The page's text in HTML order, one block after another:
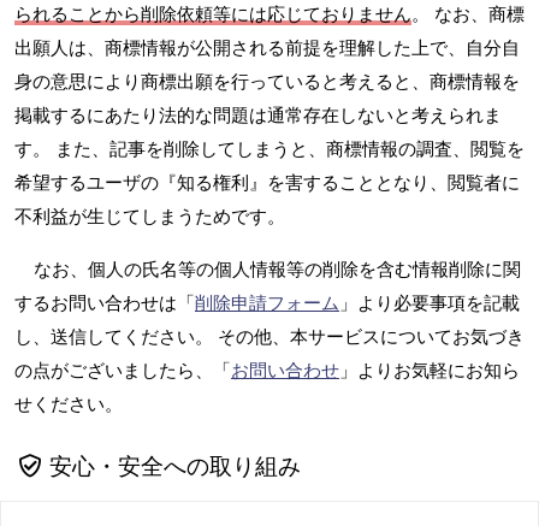
られることから削除依頼等には応じておりません。 なお、商標
出願人は、商標情報が公開される前提を理解した上で、自分自
身の意思により商標出願を行っていると考えると、商標情報を
掲載するにあたり法的な問題は通常存在しないと考えられま
す。 また、記事を削除してしまうと、商標情報の調査、閲覧を
希望するユーザの『知る権利』を害することとなり、閲覧者に
不利益が生じてしまうためです。
なお、個人の氏名等の個人情報等の削除を含む情報削除に関
するお問い合わせは「削除申請フォーム 」より必要事項を記載
し、送信してください。 その他、本サービスについてお気づき
の点がございましたら、「お問い合わせ 」よりお気軽にお知ら
せください。
安心・安全への取り組み